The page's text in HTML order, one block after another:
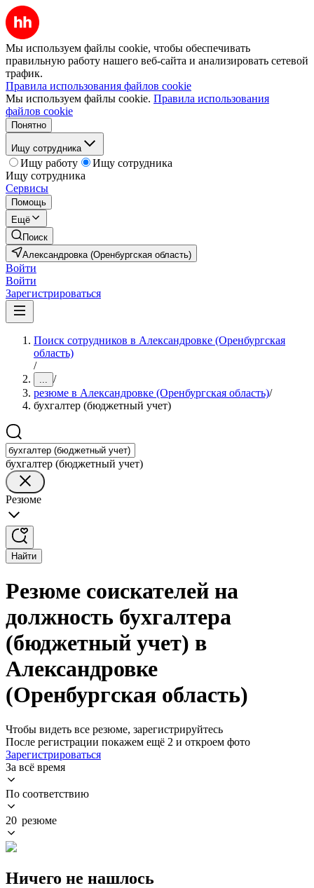
Мы используем файлы cookie, чтобы обеспечивать
правильную работу нашего веб-сайта и анализировать сетевой
трафик.
Правила использования файлов cookie
Мы используем файлы cookie. Правила использования
файлов cookie
Понятно
Ищу сотрудника
Ищу работу
Ищу сотрудника
Ищу сотрудника
Сервисы
Помощь
Ещё
Поиск
Александровка (Оренбургская область)
Войти
Войти
Зарегистрироваться
Поиск сотрудников в Александровке (Оренбургская
область)
/
... /
резюме в Александровке (Оренбургская область)/
бухгалтер (бюджетный учет)
бухгалтер (бюджетный учет)
Резюме
Найти
Резюме соискателей на
должность бухгалтера
(бюджетный учет) в
Александровке
(Оренбургская область)
Чтобы видеть все резюме, зарегистрируйтесь
После регистрации покажем ещё 2 и откроем фото
Зарегистрироваться
За всё время
По соответствию
20 резюме
Ничего не нашлось